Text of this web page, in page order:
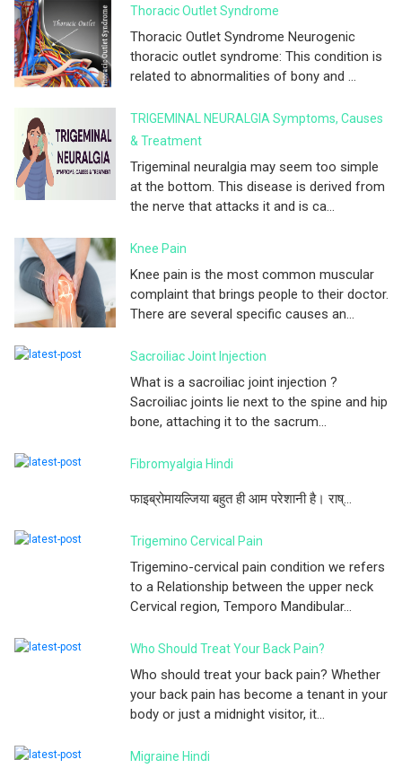
Thoracic Outlet Syndrome
Thoracic Outlet Syndrome Neurogenic
thoracic outlet syndrome: This condition is
related to abnormalities of bony and ...
TRIGEMINAL NEURALGIA Symptoms, Causes
& Treatment
Trigeminal neuralgia may seem too simple
at the bottom. This disease is derived from
the nerve that attacks it and is ca...
Knee Pain
Knee pain is the most common muscular
complaint that brings people to their doctor.
There are several specific causes an...
Sacroiliac Joint Injection
What is a sacroiliac joint injection ?
Sacroiliac joints lie next to the spine and hip
bone, attaching it to the sacrum...
Fibromyalgia Hindi
फाइब्रोमायल्जिया बहुत ही आम परेशानी है। राष्...
Trigemino Cervical Pain
Trigemino-cervical pain condition we refers
to a Relationship between the upper neck
Cervical region, Temporo Mandibular...
Who Should Treat Your Back Pain?
Who should treat your back pain? Whether
your back pain has become a tenant in your
body or just a midnight visitor, it...
Migraine Hindi